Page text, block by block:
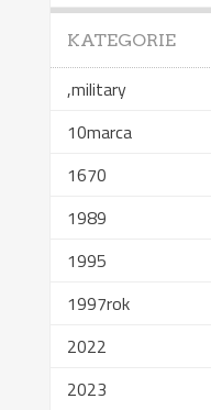
KATEGORIE
,military
10marca
1670
1989
1995
1997rok
2022
2023